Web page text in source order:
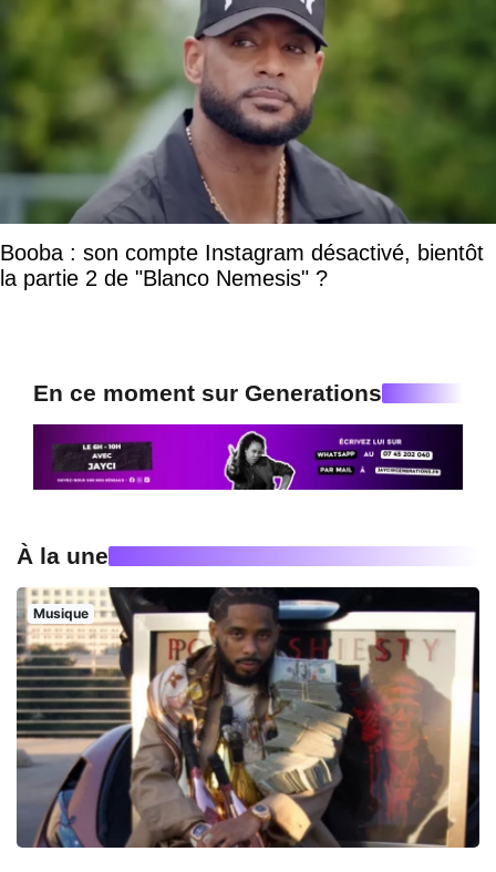
Booba : son compte Instagram désactivé, bientôt
la partie 2 de "Blanco Nemesis" ?
En ce moment sur Generations
À la une
Musique